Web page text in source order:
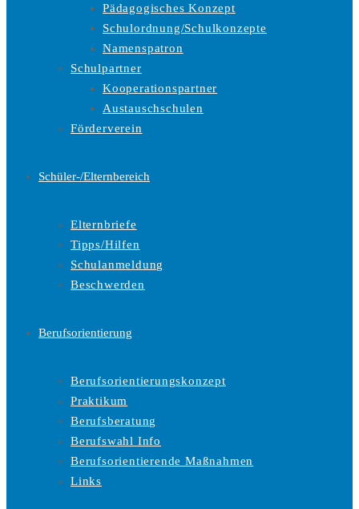
Pädagogisches Konzept
Schulordnung/Schulkonzepte
Namenspatron
Schulpartner
Kooperationspartner
Austauschschulen
Förderverein
Schüler-/Elternbereich
Elternbriefe
Tipps/Hilfen
Schulanmeldung
Beschwerden
Berufsorientierung
Berufsorientierungskonzept
Praktikum
Berufsberatung
Berufswahl Info
Berufsorientierende Maßnahmen
Links